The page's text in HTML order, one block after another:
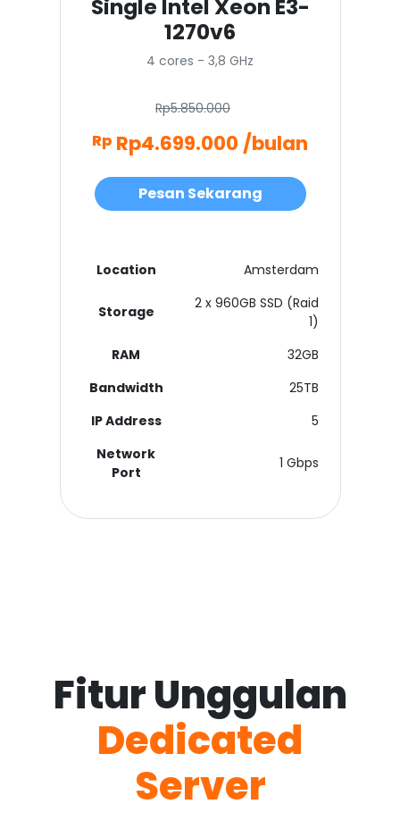
Single Intel Xeon E3-
1270v6
4 cores - 3,8 GHz
Rp5.850.000
Rp Rp4.699.000 /bulan
Pesan Sekarang
Location Amsterdam
Storage
2 x 960GB SSD (Raid
1)
RAM
32GB
Bandwidth
25TB
IP Address
5
Network
Port
1 Gbps
Fitur Unggulan
Dedicated
Server